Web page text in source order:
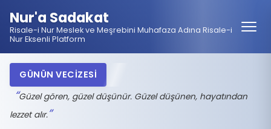
Nur'a Sadakat
Risale-i Nur Meslek ve Meşrebini Muhafaza Adına Risale-i
Nur Eksenli Platform
GÜNÜN VECİZESİ
Güzel gören, güzel düşünür. Güzel düşünen, hayatından
lezzet alır.